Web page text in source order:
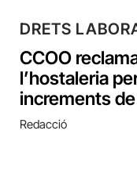
DRETS
CCOO
l’hostaleria
increments
Redacció